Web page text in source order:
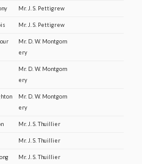
Mr. J. S. Pettigrew
Mr. J. S. Pettigrew
Mr. D. W. Montgom
ery
Mr. D. W. Montgom
ery
Mr. D. W. Montgom
ery
Mr. J. S. Thuillier
Mr. J. S. Thuillier
Mr. J. S. Thuillier